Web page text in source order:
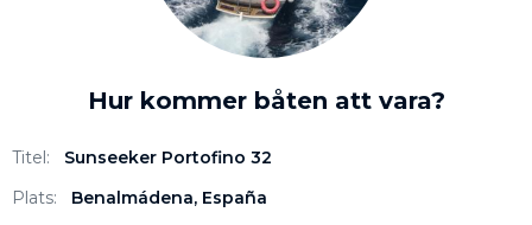
Hur kommer båten att vara?
Titel:
Sunseeker Portofino 32
Plats:
Benalmádena, España